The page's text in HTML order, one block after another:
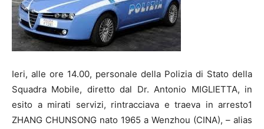
Ieri, alle ore 14.00, personale della Polizia di Stato della
Squadra Mobile, diretto dal Dr. Antonio MIGLIETTA, in
esito a mirati servizi, rintracciava e traeva in arresto1
ZHANG CHUNSONG nato 1965 a Wenzhou (CINA), – alias